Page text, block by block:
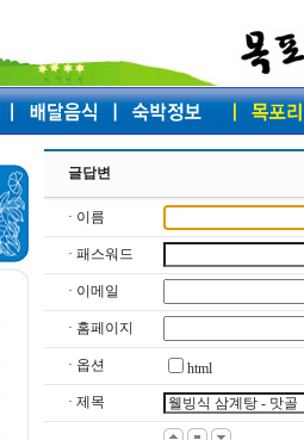
글답변
· 이름
· 패스워드
· 이메일
· 홈페이지
· 옵션
html
· 제목